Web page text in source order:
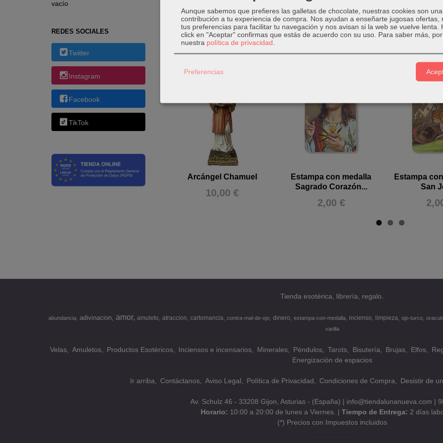
vacío
REDES SOCIALES
Twitter
Instagram
Facebook
TikTok
Productos Relacionados
Arcángel Chamuel
10,00 €
Estampa con medalla
Sagrado Corazón...
2,00 €
Estampa
San
Tienda esotérica, librería, regalo.
abundancia adivinacion amor amuleto atraccion cartomancia contra-mal-de-ojo dinero estampa-con-medalla incienso limpieza ojo-turco
varilla
Velas Amuletos Productos Esotéricos Inciensos e incensarios Minerales Péndulos Tarots Bisutería Brujas Elfos
Energización de espacios
Ir arriba Contáctanos Aviso Legal Política de Privacidad Condiciones de Compra Desistir de
Av. Schulz 46 - 33208 Gijon, Asturias - (España) | info@tiendalunanueva.com |
Horario: 10:00 a 20:00 de lunes a Viernes. | Tiempo de Entrega: 2 días
(*) Precios con Impuestos incluidos
Aunque sabemos que prefieres las galletas de chocolate, nuestras cookies son
contribución a tu experiencia de compra. Nos ayudan a enseñarte jugosas ofertas,
tus preferencias para facilitar tu navegación y nos avisan si la web se vuelve lenta.
click en "Aceptar" confirmas que estás de acuerdo con su uso. Para saber más,
nuestra política de privacidad
Preferencias